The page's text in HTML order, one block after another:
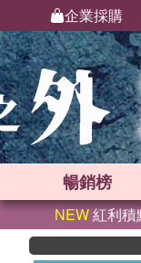
企業採購
暢銷榜
NEW紅利積